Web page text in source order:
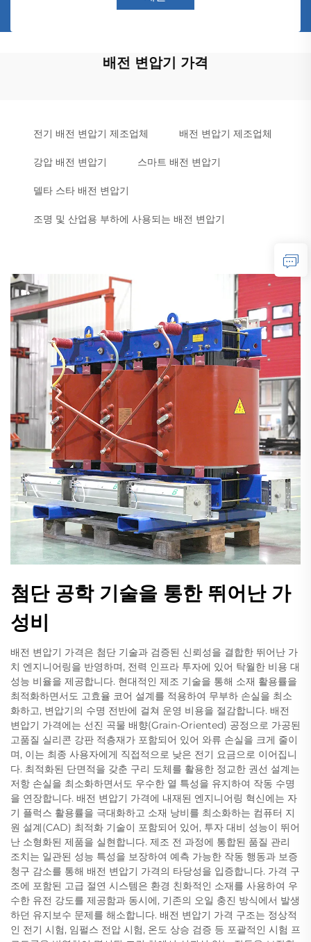
배전 변압기 가격
전기 배전 변압기 제조업체 배전 변압기 제조업체
강압 배전 변압기 스마트 배전 변압기
델타 스타 배전 변압기
조명 및 산업용 부하에 사용되는 배전 변압기
첨단 공학 기술을 통한 뛰어난 가
성비
배전 변압기 가격은 첨단 기술과 검증된 신뢰성을 결합한 뛰어난 가
치 엔지니어링을 반영하며, 전력 인프라 투자에 있어 탁월한 비용 대
성능 비율을 제공합니다. 현대적인 제조 기술을 통해 소재 활용률을
최적화하면서도 고효율 코어 설계를 적용하여 무부하 손실을 최소
화하고, 변압기의 수명 전반에 걸쳐 운영 비용을 절감합니다. 배전
변압기 가격에는 선진 곡물 배향(Grain-Oriented) 공정으로 가공된
고품질 실리콘 강판 적층재가 포함되어 있어 와류 손실을 크게 줄이
며, 이는 최종 사용자에게 직접적으로 낮은 전기 요금으로 이어집니
다. 최적화된 단면적을 갖춘 구리 도체를 활용한 정교한 권선 설계는
저항 손실을 최소화하면서도 우수한 열 특성을 유지하여 작동 수명
을 연장합니다. 배전 변압기 가격에 내재된 엔지니어링 혁신에는 자
기 플럭스 활용률을 극대화하고 소재 낭비를 최소화하는 컴퓨터 지
원 설계(CAD) 최적화 기술이 포함되어 있어, 투자 대비 성능이 뛰어
난 소형화된 제품을 실현합니다. 제조 전 과정에 통합된 품질 관리
조치는 일관된 성능 특성을 보장하여 예측 가능한 작동 행동과 보증
청구 감소를 통해 배전 변압기 가격의 타당성을 입증합니다. 가격 구
조에 포함된 고급 절연 시스템은 환경 친화적인 소재를 사용하여 우
수한 유전 강도를 제공함과 동시에, 기존의 오일 충진 방식에서 발생
하던 유지보수 문제를 해소합니다. 배전 변압기 가격 구조는 정상적
인 전기 시험, 임펄스 전압 시험, 온도 상승 검증 등 포괄적인 시험 프